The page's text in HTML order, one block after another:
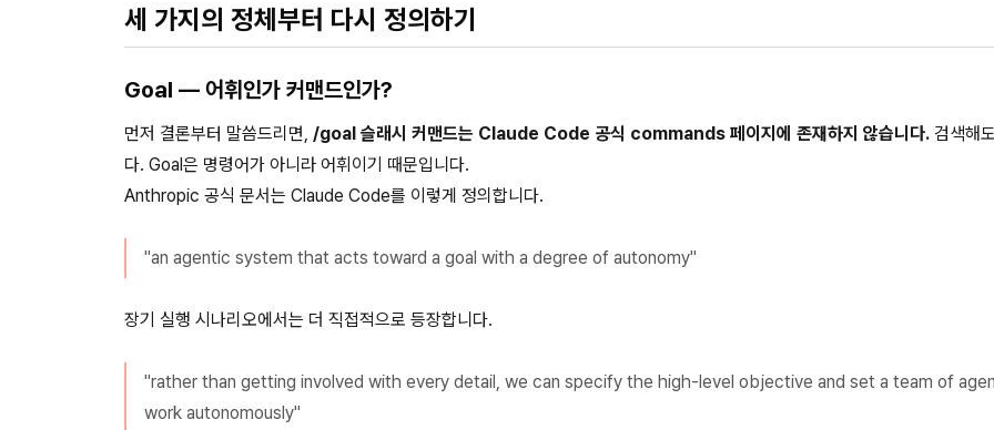
세 가지의 정체부터 다시 정의하기
Goal — 어휘인가 커맨드인가?
먼저 결론부터 말씀드리면, /goal 슬래시 커맨드는 Claude Code 공식 commands 페이지에 존재하지 않습니다. 검색해
다. Goal은 명령어가 아니라 어휘이기 때문입니다.
Anthropic 공식 문서는 Claude Code를 이렇게 정의합니다.
"an agentic system that acts toward a goal with a degree of autonomy"
장기 실행 시나리오에서는 더 직접적으로 등장합니다.
"rather than getting involved with every detail, we can specify the high-level objective and set a team of
work autonomously"